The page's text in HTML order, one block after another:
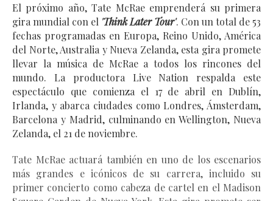
El próximo año, Tate McRae emprenderá su primera
gira mundial con el 'Think Later Tour'. Con un total de 53
fechas programadas en Europa, Reino Unido, América
del Norte, Australia y Nueva Zelanda, esta gira promete
llevar la música de McRae a todos los rincones del
mundo. La productora Live Nation respalda este
espectáculo que comienza el 17 de abril en Dublín,
Irlanda, y abarca ciudades como Londres, Ámsterdam,
Barcelona y Madrid, culminando en Wellington, Nueva
Zelanda, el 21 de noviembre.
Tate McRae actuará también en uno de los escenarios
más grandes e icónicos de su carrera, incluido su
primer concierto como cabeza de cartel en el Madison